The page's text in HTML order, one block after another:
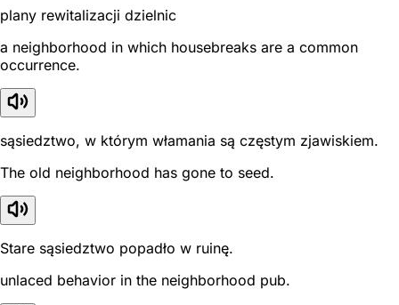
plany rewitalizacji dzielnic
a neighborhood in which housebreaks are a common
occurrence.
sąsiedztwo, w którym włamania są częstym zjawiskiem.
The old neighborhood has gone to seed.
Stare sąsiedztwo popadło w ruinę.
unlaced behavior in the neighborhood pub.